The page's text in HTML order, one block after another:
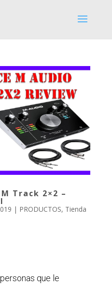
Track 2×2 –
| PRODUCTOS, Tienda
que le